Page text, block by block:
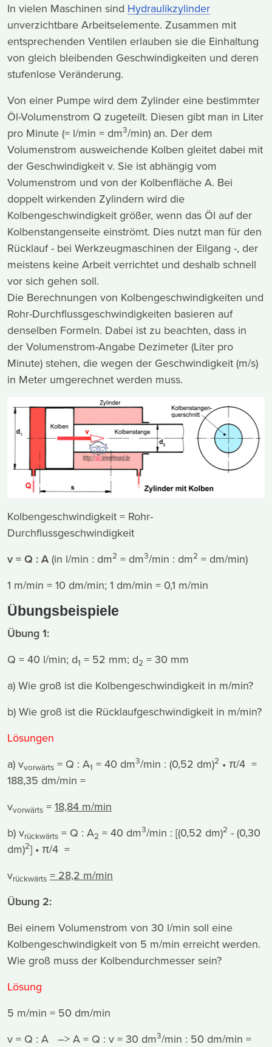
In vielen Maschinen sind Hydraulikzylinder
unverzichtbare Arbeitselemente. Zusammen mit
entsprechenden Ventilen erlauben sie die Einhaltung
von gleich bleibenden Geschwindigkeiten und deren
stufenlose Veränderung.
Von einer Pumpe wird dem Zylinder eine bestimmter
Öl-Volumenstrom Q zugeteilt. Diesen gibt man in Liter
pro Minute (= l/min = dm3/min) an. Der dem
Volumenstrom ausweichende Kolben gleitet dabei mit
der Geschwindigkeit v. Sie ist abhängig vom
Volumenstrom und von der Kolbenfläche A. Bei
doppelt wirkenden Zylindern wird die
Kolbengeschwindigkeit größer, wenn das Öl auf der
Kolbenstangenseite einströmt. Dies nutzt man für den
Rücklauf - bei Werkzeugmaschinen der Eilgang -, der
meistens keine Arbeit verrichtet und deshalb schnell
vor sich gehen soll.
Die Berechnungen von Kolbengeschwindigkeiten und
Rohr-Durchflussgeschwindigkeiten basieren auf
denselben Formeln. Dabei ist zu beachten, dass in
der Volumenstrom-Angabe Dezimeter (Liter pro
Minute) stehen, die wegen der Geschwindigkeit (m/s)
in Meter umgerechnet werden muss.
Kolbengeschwindigkeit = Rohr-
Durchflussgeschwindigkeit
v = Q : A (in l/min : dm2 = dm3/min : dm2 = dm/min)
1 m/min = 10 dm/min; 1 dm/min = 0,1 m/min
Übungsbeispiele
Übung 1:
Q = 40 l/min; d1 = 52 mm; d2 = 30 mm
a) Wie groß ist die Kolbengeschwindigkeit in m/min?
b) Wie groß ist die Rücklaufgeschwindigkeit in m/min?
Lösungen
a) vvorwärts = Q : A1 = 40 dm3/min : (0,52 dm)2 • π/4 =
188,35 dm/min =
vvorwärts = 18,84 m/min
b) vrückwärts = Q : A2 = 40 dm3/min : [(0,52 dm)2 - (0,30
dm)2] • π/4 =
vrückwärts = 28,2 m/min
Übung 2:
Bei einem Volumenstrom von 30 l/min soll eine
Kolbengeschwindigkeit von 5 m/min erreicht werden.
Wie groß muss der Kolbendurchmesser sein?
Lösung
5 m/min = 50 dm/min
v = Q : A –> A = Q : v = 30 dm3/min : 50 dm/min =